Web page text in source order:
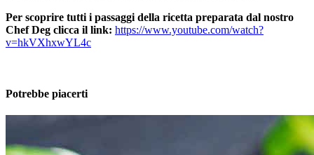
Per scoprire tutti i passaggi della ricetta preparata dal nostro
Chef Deg clicca il link: https://www.youtube.com/watch?
v=hkVXhxwYL4c
Potrebbe piacerti